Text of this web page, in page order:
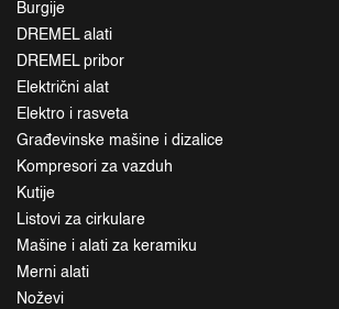
Burgije
DREMEL alati
DREMEL pribor
Električni alat
Elektro i rasveta
Građevinske mašine i dizalice
Kompresori za vazduh
Kutije
Listovi za cirkulare
Mašine i alati za keramiku
Merni alati
Noževi